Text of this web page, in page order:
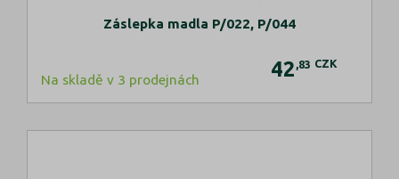
Záslepka madla P/022, P/044
Na skladě v 3 prodejnách 42 ,83 CZK